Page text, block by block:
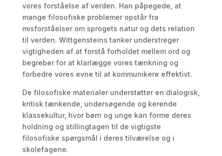
vores forståelse af verden. Han påpegede, at
mange filosofiske problemer opstår fra
misforståelser om sprogets natur og dets relation
til verden. Wittgensteins tanker understreger
vigtigheden af at forstå forholdet mellem ord og
begreber for at klarlægge vores tænkning og
forbedre vores evne til at kommunikere effektivt.
De filosofiske materialer understøtter en dialogisk,
kritisk tænkende, undersøgende og kerende
klassekultur, hvor børn og unge kan forme deres
holdning og stillingtagen til de vigtigste
filosofiske spørgsmål i deres tilværelse og i
skolefagene.